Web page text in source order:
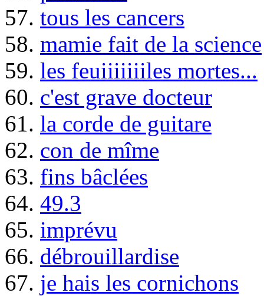
57. tous les cancers
58. mamie fait de la science
59. les feuiiiiiiiles mortes...
60. c'est grave docteur
61. la corde de guitare
62. con de mîme
63. fins bâclées
64. 49.3
65. imprévu
66. débrouillardise
67. je hais les cornichons